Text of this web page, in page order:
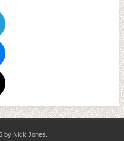
by Nick Jones.